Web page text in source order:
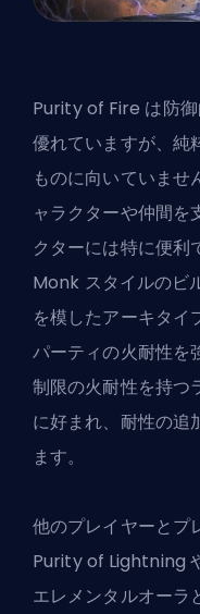
Purity of Fire は防
優れていますが、純
ものに向いていませ
ャラクターや仲間を
クターには特に便
Monk スタイルのビ
を模したアーキタ
パーティの火耐性を
制限の火耐性を持つ
に好まれ、耐性の追
ます。
他のプレイヤーとプ
Purity of Lightning
エレメンタルオーラ